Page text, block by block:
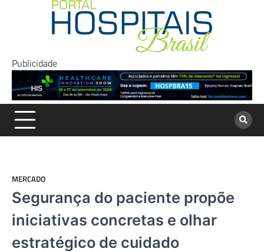
Publicidade
MERCADO
Segurança do paciente propõe
iniciativas concretas e olhar
estratégico de cuidado